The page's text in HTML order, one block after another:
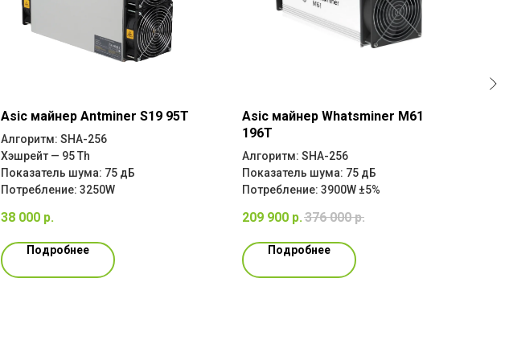
Asic майнер Antminer S19 95T
Алгоритм: SHA-256
Хэшрейт — 95 Th
Показатель шума: 75 дБ
Потребление: 3250W
38 000 р.
Подробнее
Asic майнер Whatsminer M61
196T
Алгоритм: SHA-256
Показатель шума: 75 дБ
Потребление: 3900W ±5%
209 900 р.376 000 р.
Подробнее